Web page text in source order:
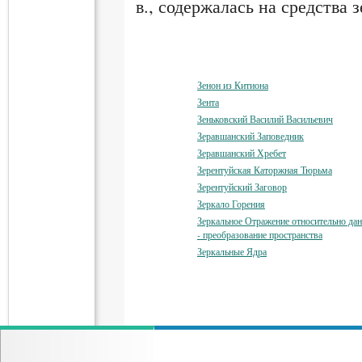
в., содержалась на средства
Зенон из Китиона
Зента
Зеньковский Василий Васильевич
Зеравшанский Заповедник
Зеравшанский Хребет
Зерентуйская Каторжная Тюрьма
Зерентуйский Заговор
Зеркало Горения
Зеркальное Отражение относительно
- преобразование пространства
Зеркальные Ядра